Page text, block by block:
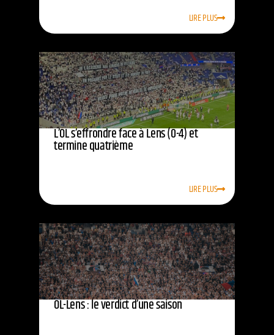
LIRE PLUS
L’OL s’effrondre face à Lens (0-4) et
termine quatrième
LIRE PLUS
OL-Lens : le verdict d’une saison